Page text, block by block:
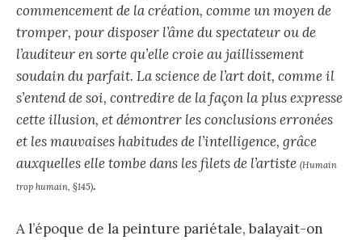
commencement de la création, comme un moyen de
tromper, pour disposer l’âme du spectateur ou de
l’auditeur en sorte qu’elle croie au jaillissement
soudain du parfait. La science de l’art doit, comme il
s’entend de soi, contredire de la façon la plus expresse
cette illusion, et démontrer les conclusions erronées
et les mauvaises habitudes de l’intelligence, grâce
auxquelles elle tombe dans les filets de l’artiste (Humain
trop humain, §145).
A l’époque de la peinture pariétale, balayait-on